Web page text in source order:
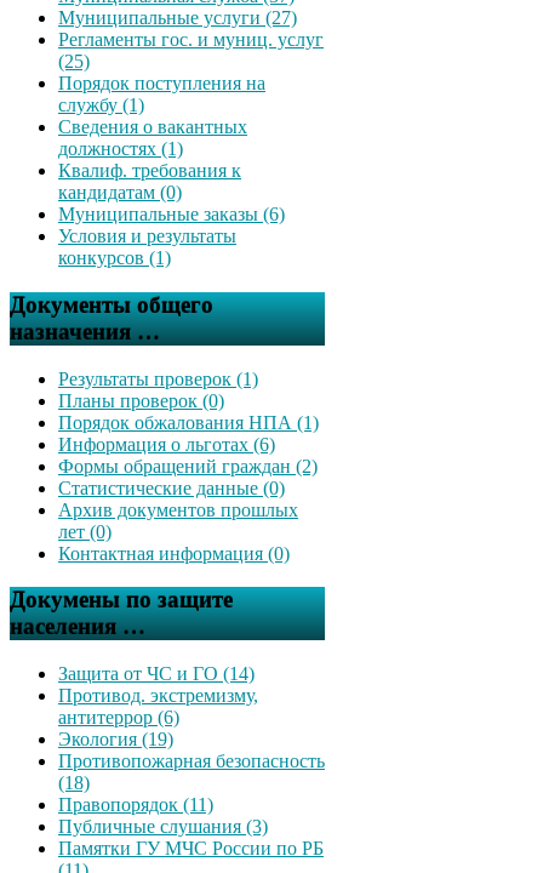
Муниципальные услуги (27)
Регламенты гос. и муниц. услуг
(25)
Порядок поступления на
службу (1)
Сведения о вакантных
должностях (1)
Квалиф. требования к
кандидатам (0)
Муниципальные заказы (6)
Условия и результаты
конкурсов (1)
Документы общего
назначения …
Результаты проверок (1)
Планы проверок (0)
Порядок обжалования НПА (1)
Информация о льготах (6)
Формы обращений граждан (2)
Статистические данные (0)
Архив документов прошлых
лет (0)
Контактная информация (0)
Докумены по защите
населения …
Защита от ЧС и ГО (14)
Противод. экстремизму,
антитеррор (6)
Экология (19)
Противопожарная безопасность
(18)
Правопорядок (11)
Публичные слушания (3)
Памятки ГУ МЧС России по РБ